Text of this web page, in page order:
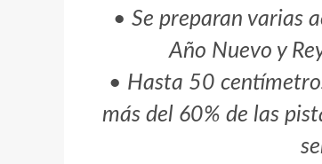
• Se preparan varias
Año Nuevo y
• Hasta 50
más del 60% de las